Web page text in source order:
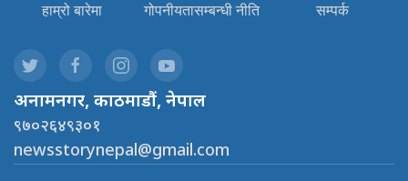
हाम्रो बारेमा गोपनीयतासम्बन्धी नीति सम्पर्क
अनामनगर, काठमाडौं, नेपाल
९७०२६४९३०१
newsstorynepal@gmail.com